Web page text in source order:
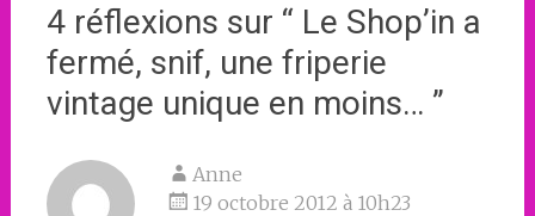
4 réflexions sur “ Le Shop’in a
fermé, snif, une friperie
vintage unique en moins… ”
Anne
19 octobre 2012 à 10h23